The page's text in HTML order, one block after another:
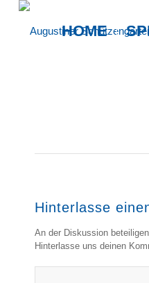
HOME
Hinterlasse
An der Diskussion
Hinterlasse uns deinen